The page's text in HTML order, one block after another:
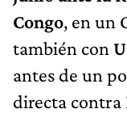
Congo, en un
también con
antes de un
directa